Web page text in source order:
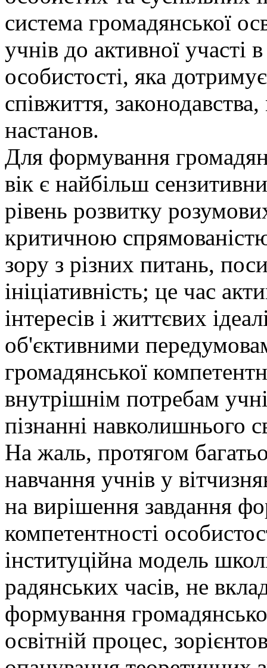
система громадянської
учнів до активної участі
особистості, яка
співжиття,
настанов.
Для формування
вік є найбільш
рівень розвитку
критичною
зору з різних питань,
ініціативність; це час
інтересів і життєвих
об'єктивними
громадянської
внутрішнім потребам
пізнанні навколишнього
На жаль, протягом
навчання учнів у
на вирішення завдання
компетентності
інституційна модель
радянських часів, не
формування
освітній процес,